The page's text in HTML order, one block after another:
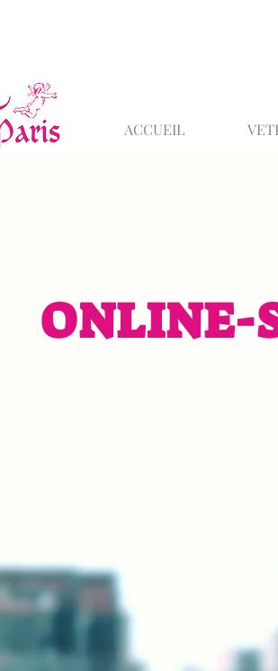
ACCUEIL
ONLINE-